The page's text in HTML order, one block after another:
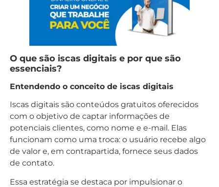
O que são iscas digitais e por que são
essenciais?
Entendendo o conceito de iscas digitais
Iscas digitais são conteúdos gratuitos oferecidos
com o objetivo de captar informações de
potenciais clientes, como nome e e-mail. Elas
funcionam como uma troca: o usuário recebe algo
de valor e, em contrapartida, fornece seus dados
de contato.
Essa estratégia se destaca por impulsionar o